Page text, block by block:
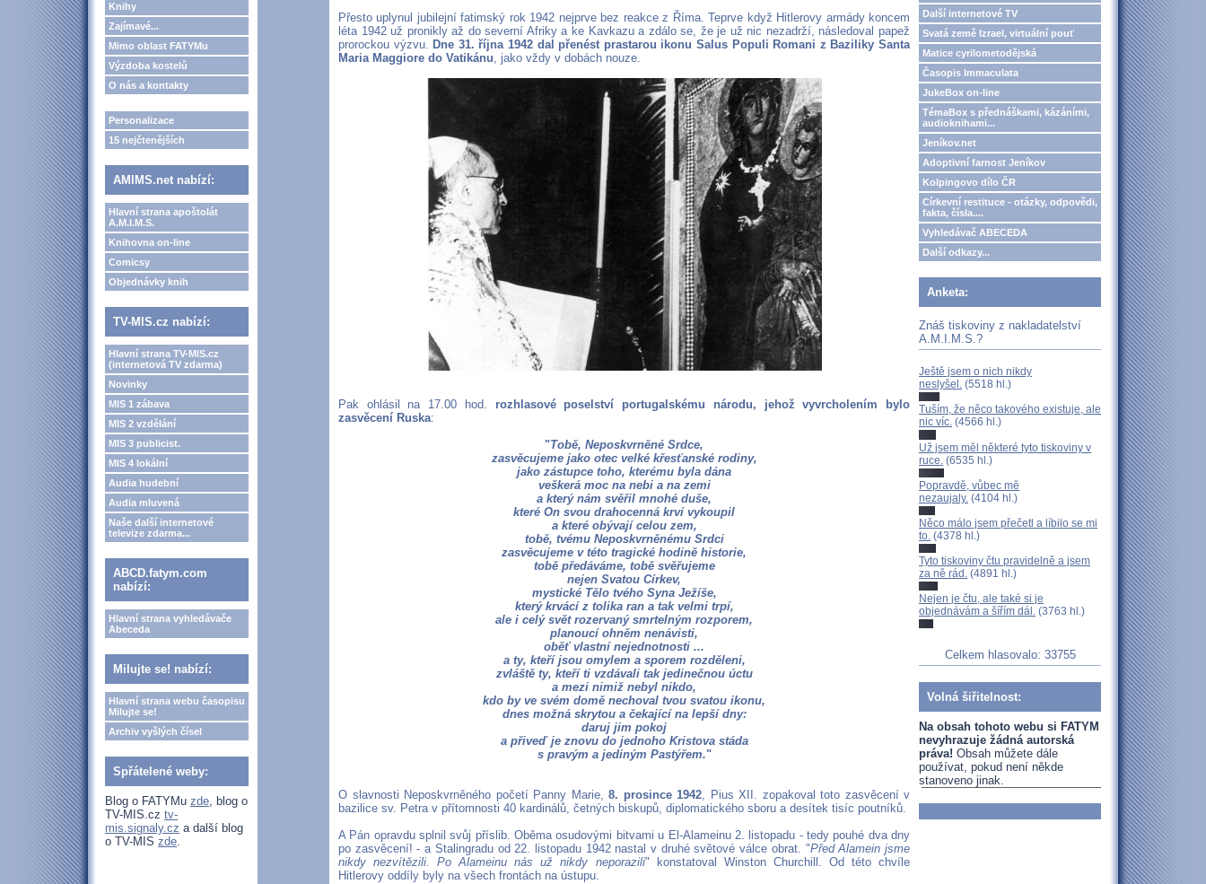
Knihy
Zajímavé...
Mimo oblast FATYMu
Výzdoba kostelů
O nás a kontakty
Personalizace
15 nejčtenějších
AMIMS.net nabízí:
Hlavní strana apoštolát
A.M.I.M.S.
Knihovna on-line
Comicsy
Objednávky knih
TV-MIS.cz nabízí:
Hlavní strana TV-MIS.cz
(internetová TV zdarma)
Novinky
MIS 1 zábava
MIS 2 vzdělání
MIS 3 publicist.
MIS 4 lokální
Audia hudební
Audia mluvená
Naše další internetové
televize zdarma...
ABCD.fatym.com
nabízí:
Hlavní strana vyhledávače
Abeceda
Milujte se! nabízí:
Hlavní strana webu časopisu
Milujte se!
Archiv vyšlých čísel
Spřátelené weby:
Blog o FATYMu zde, blog o
TV-MIS.cz tv-
mis.signaly.cz a další blog
o TV-MIS zde.
Přesto uplynul jubilejní fatimský rok 1942 nejprve bez reakce z Říma. Teprve když Hitlerovy armády koncem
léta 1942 už pronikly až do severní Afriky a ke Kavkazu a zdálo se, že je už nic nezadrží, následoval papež
prorockou výzvu. Dne 31. října 1942 dal přenést prastarou ikonu Salus Populi Romani z Baziliky Santa
Maria Maggiore do Vatikánu, jako vždy v dobách nouze.
Pak ohlásil na 17.00 hod. rozhlasové poselství portugalskému národu, jehož vyvrcholením bylo
zasvěcení Ruska:
"Tobě, Neposkvrněné Srdce,
zasvěcujeme jako otec velké křesťanské rodiny,
jako zástupce toho, kterému byla dána
veškerá moc na nebi a na zemi
a který nám svěřil mnohé duše,
které On svou drahocenná krví vykoupil
a které obývají celou zem,
tobě, tvému ​​Neposkvrněnému Srdci
zasvěcujeme v této tragické hodině historie,
tobě předáváme, tobě svěřujeme
nejen Svatou Církev,
mystické Tělo tvého Syna Ježíše,
který krvácí z tolika ran a tak velmi trpí,
ale i celý svět rozervaný smrtelným rozporem,
planoucí ohněm nenávisti,
oběť vlastní nejednotnosti ...
a ty, kteří jsou omylem a sporem rozděleni,
zvláště ty, kteří ti vzdávali tak jedinečnou úctu
a mezi nimiž nebyl nikdo,
kdo by ve svém domě nechoval tvou svatou ikonu,
dnes možná skrytou a čekající na lepší dny:
daruj jim pokoj
a přiveď je znovu do jednoho Kristova stáda
s pravým a jediným Pastýřem."
O slavnosti Neposkvrněného početí Panny Marie, 8. prosince 1942, Pius XII. zopakoval toto zasvěcení v
bazilice sv. Petra v přítomnosti 40 kardinálů, četných biskupů, diplomatického sboru a desítek tisíc poutníků.
A Pán opravdu splnil svůj příslib. Oběma osudovými bitvami u El-Alameinu 2. listopadu - tedy pouhé dva dny
po zasvěcení! - a Stalingradu od 22. listopadu 1942 nastal v druhé světové válce obrat. "Před Alamein jsme
nikdy nezvítězili. Po Alameinu nás už nikdy neporazili" konstatoval Winston Churchill. Od této chvíle
Hitlerovy oddíly byly na všech frontách na ústupu.
Další internetové TV
Svatá země Izrael, virtuální pouť
Matice cyrilometodějská
Časopis Immaculata
JukeBox on-line
TémaBox s přednáškami, kázáními,
audioknihami...
Jeníkov.net
Adoptivní farnost Jeníkov
Kolpingovo dílo ČR
Církevní restituce - otázky, odpovědi,
fakta, čísla....
Vyhledávač ABECEDA
Další odkazy...
Anketa:
Znáš tiskoviny z nakladatelství
A.M.I.M.S.?
Ještě jsem o nich nikdy
neslyšel. (5518 hl.)
Tuším, že něco takového existuje, ale
nic víc. (4566 hl.)
Už jsem měl některé tyto tiskoviny v
ruce. (6535 hl.)
Popravdě, vůbec mě
nezaujaly. (4104 hl.)
Něco málo jsem přečetl a líbilo se mi
to. (4378 hl.)
Tyto tiskoviny čtu pravidelně a jsem
za ně rád. (4891 hl.)
Nejen je čtu, ale také si je
objednávám a šířím dál. (3763 hl.)
Celkem hlasovalo: 33755
Volná šiřitelnost:
Na obsah tohoto webu si FATYM
nevyhrazuje žádná autorská
práva! Obsah můžete dále
používat, pokud není někde
stanoveno jinak.